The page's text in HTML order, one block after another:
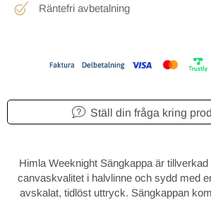
Räntefri avbetalning
Ställ din fråga kring
Himla Weeknight Sängkappa är
canvaskvalitet i halvlinne och sydd med
avskalat, tidlöst uttryck. Sängkappan